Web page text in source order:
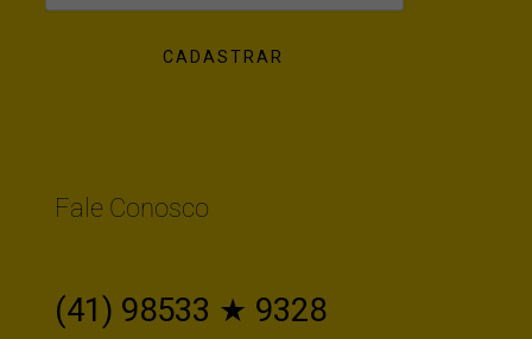
Fale Conosco
(41) 98533 ★ 9328